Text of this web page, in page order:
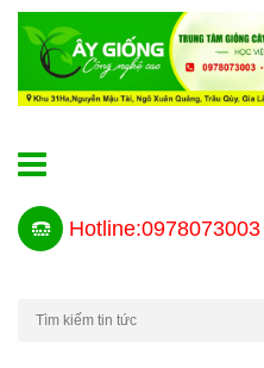
Hotline:0978073003